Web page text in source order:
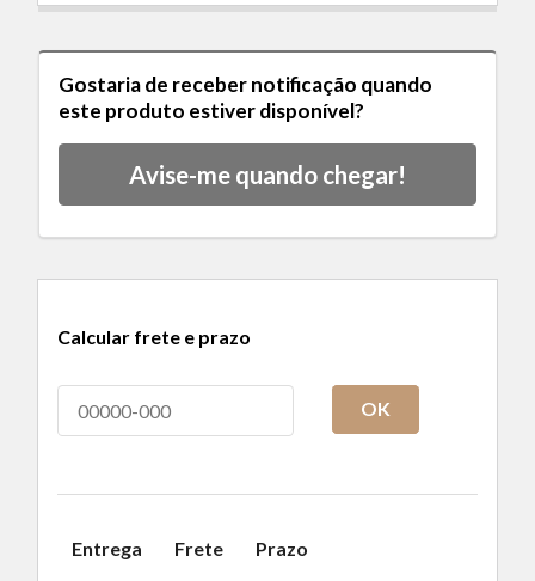
Gostaria de receber notificação quando
este produto estiver disponível?
Avise-me quando chegar!
Calcular frete e prazo
OK
Entrega Frete Prazo